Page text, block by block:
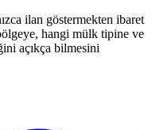
ilan göstermekten ibaret
hangi mülk tipine ve
açıkça bilmesini